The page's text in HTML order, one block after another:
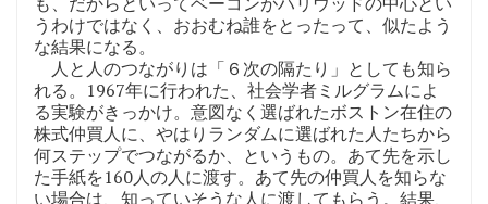
うわけではなく、おおむね誰をとったって、似たよう
な結果になる。
人と人のつながりは「６次の隔たり」としても知ら
れる。1967年に行われた、社会学者ミルグラムによ
る実験がきっかけ。意図なく選ばれたボストン在住の
株式仲買人に、やはりランダムに選ばれた人たちから
何ステップでつながるか、というもの。あて先を示し
た手紙を160人の人に渡す。あて先の仲買人を知らな
い場合は、知っていそうな人に渡してもらう。結果、